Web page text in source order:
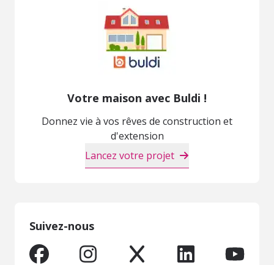
Votre maison avec Buldi !
Donnez vie à vos rêves de construction et
d'extension
Lancez votre projet
Suivez-nous